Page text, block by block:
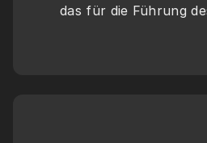
das für die Führung